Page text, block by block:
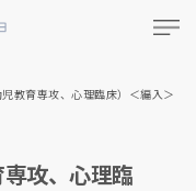
教育専攻、心理臨床）＜編入＞
攻、心理臨